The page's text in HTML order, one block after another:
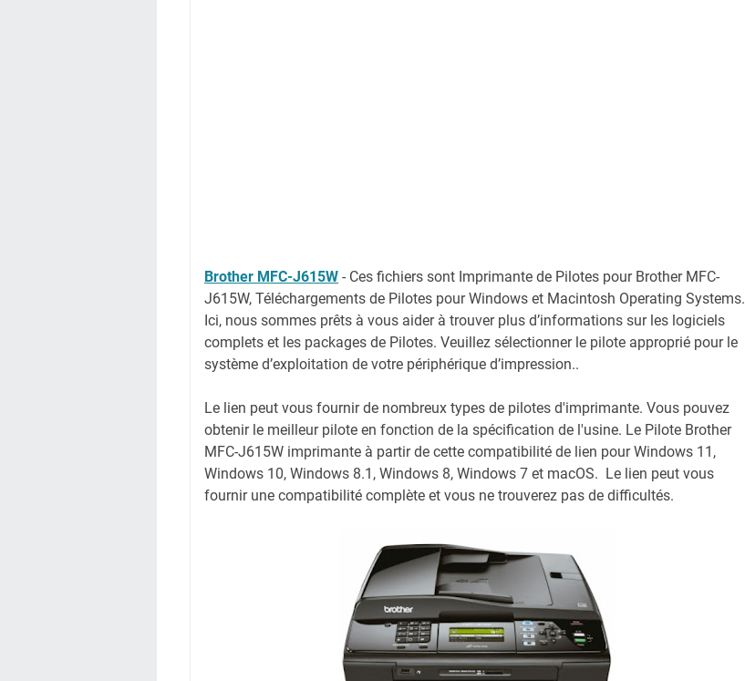
Brother MFC-J615W - Ces fichiers sont Imprimante de Pilotes pour Brother MFC-
J615W, Téléchargements de Pilotes pour Windows et Macintosh Operating Systems.
Ici, nous sommes prêts à vous aider à trouver plus d’informations sur les logiciels
complets et les packages de Pilotes. Veuillez sélectionner le pilote approprié pour le
système d’exploitation de votre périphérique d’impression..
Le lien peut vous fournir de nombreux types de pilotes d'imprimante. Vous pouvez
obtenir le meilleur pilote en fonction de la spécification de l'usine. Le Pilote Brother
MFC-J615W imprimante à partir de cette compatibilité de lien pour Windows 11,
Windows 10, Windows 8.1, Windows 8, Windows 7 et macOS. Le lien peut vous
fournir une compatibilité complète et vous ne trouverez pas de difficultés.